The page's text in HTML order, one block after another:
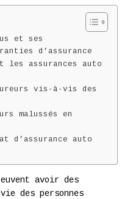
et ses
d’assurance
les assurances auto
vis-à-vis des
malussés en
d’assurance auto
avoir des
des personnes